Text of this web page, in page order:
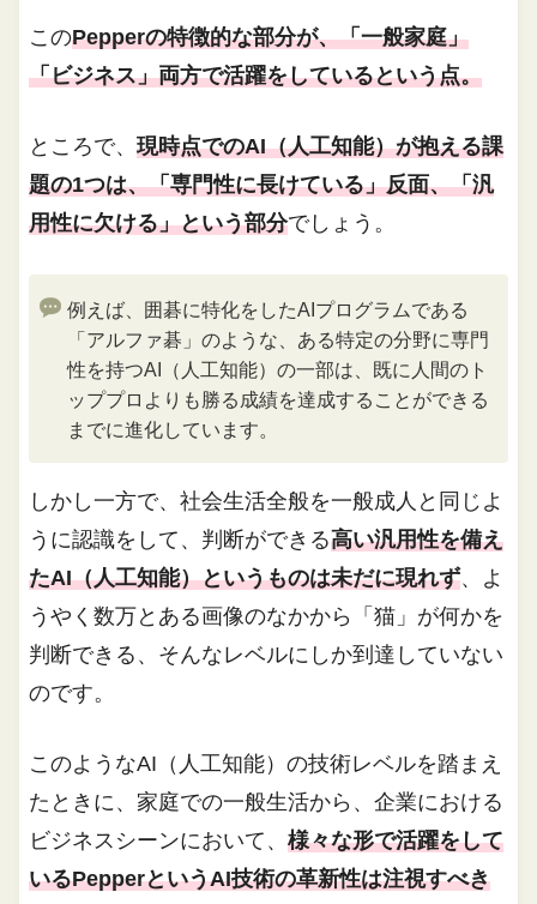
このPepperの特徴的な部分が、「一般家庭」
「ビジネス」両方で活躍をしているという点。
ところで、現時点でのAI（人工知能）が抱える課
題の1つは、「専門性に長けている」反面、「汎
用性に欠ける」という部分でしょう。
例えば、囲碁に特化をしたAIプログラムである
「アルファ碁」のような、ある特定の分野に専門
性を持つAI（人工知能）の一部は、既に人間のト
ッププロよりも勝る成績を達成することができる
までに進化しています。
しかし一方で、社会生活全般を一般成人と同じよ
うに認識をして、判断ができる高い汎用性を備え
たAI（人工知能）というものは未だに現れず、よ
うやく数万とある画像のなかから「猫」が何かを
判断できる、そんなレベルにしか到達していない
のです。
このようなAI（人工知能）の技術レベルを踏まえ
たときに、家庭での一般生活から、企業における
ビジネスシーンにおいて、様々な形で活躍をして
いるPepperというAI技術の革新性は注視すべき